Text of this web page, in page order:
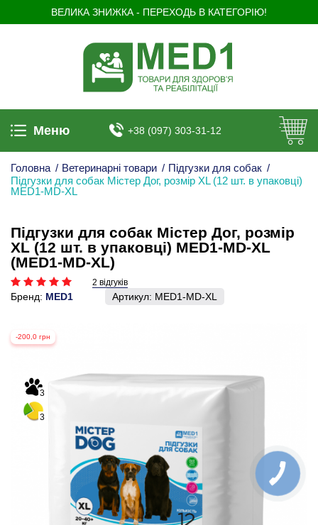
ВЕЛИКА ЗНИЖКА - ПЕРЕХОДЬ В КАТЕГОРІЮ!
Меню +38 (097) 303-31-12
Головна / Ветеринарні товари / Підгузки для собак /
Підгузки для собак Містер Дог, розмір XL (12 шт. в упаковці)
MED1-MD-XL
Підгузки для собак Містер Дог, розмір
XL (12 шт. в упаковці) MED1-MD-XL
(MED1-MD-XL)
2 відгуків
Бренд: MED1 Артикул: MED1-MD-XL
-200,0 грн
3
3